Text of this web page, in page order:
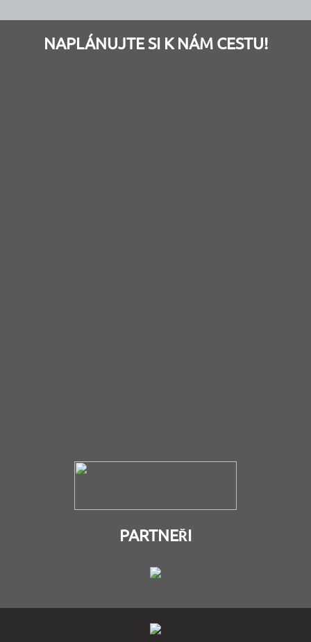
NAPLÁNUJTE SI K NÁM CESTU!
PARTNEŘI